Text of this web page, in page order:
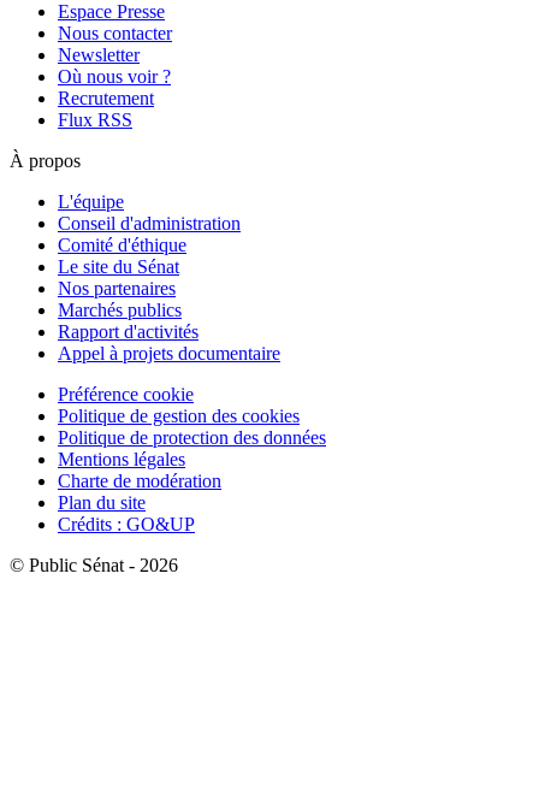
Espace Presse
Nous contacter
Newsletter
Où nous voir ?
Recrutement
Flux RSS
À propos
L'équipe
Conseil d'administration
Comité d'éthique
Le site du Sénat
Nos partenaires
Marchés publics
Rapport d'activités
Appel à projets documentaire
Préférence cookie
Politique de gestion des cookies
Politique de protection des données
Mentions légales
Charte de modération
Plan du site
Crédits : GO&UP
© Public Sénat - 2026